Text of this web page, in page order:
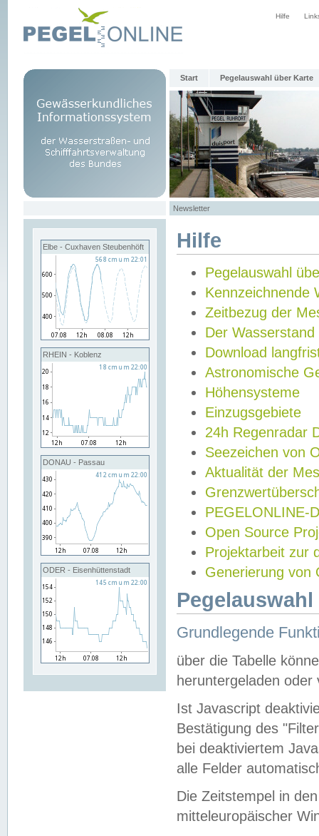
Hilfe
Start Pegelauswahl über Karte
Newsletter
Elbe - Cuxhaven Steubenhöft
RHEIN - Koblenz
DONAU - Passau
ODER - Eisenhüttenstadt
Hilfe
Pegelauswahl
Kennzeichnende
Zeitbezug der
Der Wasserstand
Download
Astronomische
Höhensysteme
Einzugsgebiete
24h Regenradar
Seezeichen von
Aktualität der
PEGELONLINE-
Open Source
Projektarbeit zur
Generierung von
Grundlegende
über die Tabelle
heruntergeladen oder
Ist Javascript
Bestätigung des
bei deaktiviertem
alle Felder
Die Zeitstempel in
mitteleuropäischer